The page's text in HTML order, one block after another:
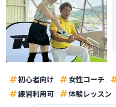
初心者向け
女性コーチ
練習利用可
体験レッスン